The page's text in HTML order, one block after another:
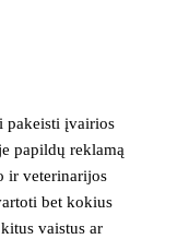
pakeisti įvairios
papildų reklamą
ir veterinarijos
bet kokius
vaistus ar